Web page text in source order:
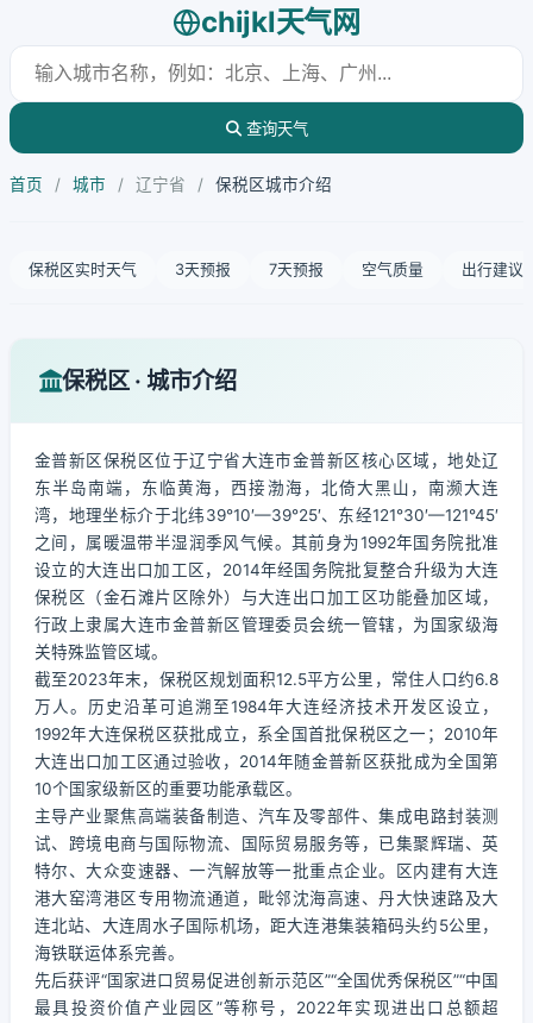
chijkl天气网
查询天气
首页 / 城市 / 辽宁省 / 保税区城市介绍
保税区实时天气 3天预报 7天预报 空气质量 出行建议
保税区 · 城市介绍
金普新区保税区位于辽宁省大连市金普新区核心区域，地处辽
东半岛南端，东临黄海，西接渤海，北倚大黑山，南濒大连
湾，地理坐标介于北纬39°10′—39°25′、东经121°30′—121°45′
之间，属暖温带半湿润季风气候。其前身为1992年国务院批准
设立的大连出口加工区，2014年经国务院批复整合升级为大连
保税区（金石滩片区除外）与大连出口加工区功能叠加区域，
行政上隶属大连市金普新区管理委员会统一管辖，为国家级海
关特殊监管区域。
截至2023年末，保税区规划面积12.5平方公里，常住人口约6.8
万人。历史沿革可追溯至1984年大连经济技术开发区设立，
1992年大连保税区获批成立，系全国首批保税区之一；2010年
大连出口加工区通过验收，2014年随金普新区获批成为全国第
10个国家级新区的重要功能承载区。
主导产业聚焦高端装备制造、汽车及零部件、集成电路封装测
试、跨境电商与国际物流、国际贸易服务等，已集聚辉瑞、英
特尔、大众变速器、一汽解放等一批重点企业。区内建有大连
港大窑湾港区专用物流通道，毗邻沈海高速、丹大快速路及大
连北站、大连周水子国际机场，距大连港集装箱码头约5公里，
海铁联运体系完善。
先后获评“国家进口贸易促进创新示范区”“全国优秀保税区”“中国
最具投资价值产业园区”等称号，2022年实现进出口总额超